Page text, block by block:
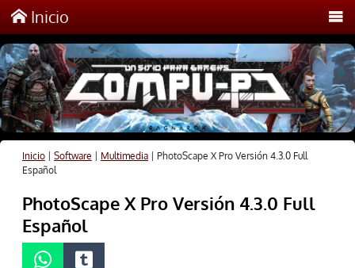
Inicio
Inicio| Software Multimedia| PhotoScape X Pro Versión 4.3.0 Full
Español
PhotoScape X Pro Versión 4.3.0 Full
Español